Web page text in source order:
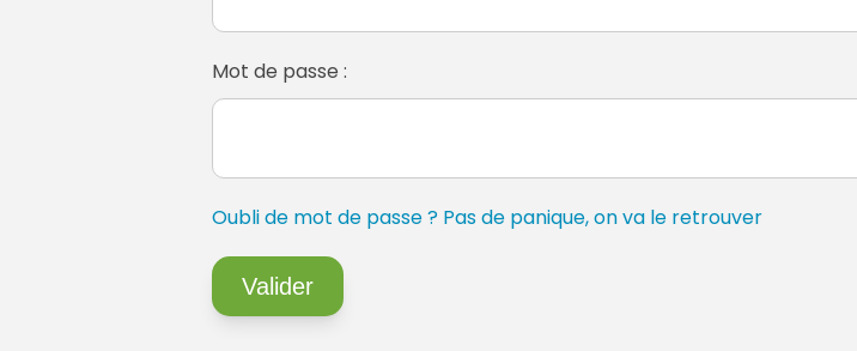
Mot de passe :
Oubli de mot de passe ? Pas de panique, on va le retrouver